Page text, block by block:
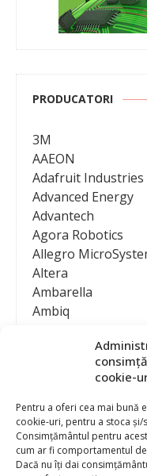
cookie-
Pentru a oferi cea mai bună
cookie-uri, pentru a stoca
Consimțământul pentru
cum ar fi comportamentul
Dacă nu îți dai
PRODUCATORI
3M
AAEON
Adafruit Industries
Advanced Energy
Advantech
Agora Robotics
Allegro
Altera
Ambarella
Ambiq
Analog Devices
Anritsu
Ansys
APS
Arduino
Arm